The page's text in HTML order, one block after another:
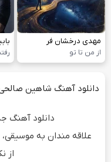
مهدی درخشان فر
از من تا تو
دانلود آهنگ شاهین
دانلود آهنگ
علاقه مندان به
از